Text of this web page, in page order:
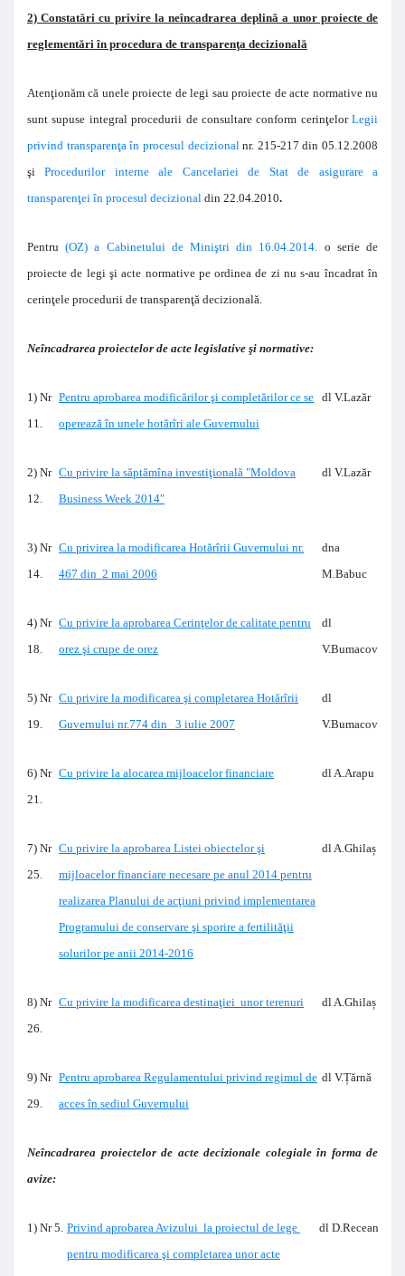
2) Constatări cu privire la neîncadrarea deplină a unor proiecte de
reglementări în procedura de transparenţa decizională
Atenţionăm că unele proiecte de legi sau proiecte de acte normative nu
sunt supuse integral procedurii de consultare conform cerinţelor Legii
privind transparenţa în procesul decizionalnr. 215-217 din 05.12.2008
şi
Procedurilor interne ale Cancelariei de Stat de asigurare a
transparenţei în procesul decizional din 22.04.2010.
Pentru(OZ) a Cabinetului de Miniştri din 16.04.2014. o serie de
proiecte de legi şi acte normative pe ordinea de zi nu s-au încadrat în
cerinţele procedurii de transparenţă decizională.
Neîncadrarea proiectelor de acte legislative şi normative:
1) Nr
11.
Pentru aprobarea modificărilor şi completărilor ce se
operează în unele hotărîri ale Guvernului
dl V.Lazăr
2) Nr
12.
Cu privire la săptămîna investiţională "Moldova
Business Week 2014"
dl V.Lazăr
3) Nr
14.
Cu privirea la modificarea Hotărîrii Guvernului nr.
467 din 2 mai 2006
dna
M.Babuc
4) Nr
18.
Cu privire la aprobarea Cerinţelor de calitate pentru
orez şi crupe de orez
dl
V.Bumacov
5) Nr
19.
Cu privire la modificarea şi completarea Hotărîrii
Guvernului nr.774 din 3 iulie 2007
dl
V.Bumacov
6) Nr
21.
Cu privire la alocarea mijloacelor financiare dl A.Arapu
7) Nr
25.
Cu privire la aprobarea Listei obiectelor şi
mijloacelor financiare necesare pe anul 2014 pentru
realizarea Planului de acţiuni privind implementarea
Programului de conservare şi sporire a fertilităţii
solurilor pe anii 2014-2016
dl A.Ghilaș
8) Nr
26.
Cu privire la modificarea destinaţiei unor terenuri dl A.Ghilaș
9) Nr
29.
Pentru aprobarea Regulamentului privind regimul de
acces în sediul Guvernului
dl V.Țărnă
Neîncadrarea proiectelor de acte decizionale colegiale în forma de
avize:
1) Nr 5. Privind aprobarea Avizului la proiectul de lege
pentru modificarea şi completarea unor acte
dl D.Recean